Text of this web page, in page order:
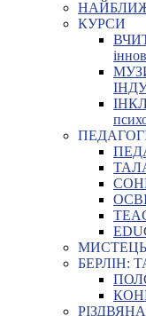
КУРСИ
БЕРЛІН: